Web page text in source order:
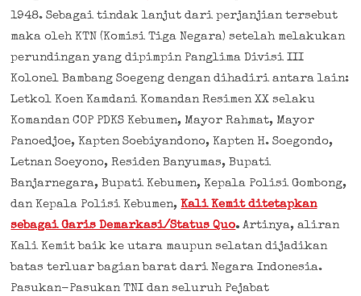
1948. Sebagai tindak lanjut dari perjanjian tersebut
maka oleh KTN (Komisi Tiga Negara) setelah melakukan
perundingan yang dipimpin Panglima Divisi III
Kolonel Bambang Soegeng dengan dihadiri antara lain:
Letkol Koen Kamdani Komandan Resimen XX selaku
Komandan COP PDKS Kebumen, Mayor Rahmat, Mayor
Panoedjoe, Kapten Soebiyandono, Kapten H. Soegondo,
Letnan Soeyono, Residen Banyumas, Bupati
Banjarnegara, Bupati Kebumen, Kepala Polisi Gombong,
dan Kepala Polisi Kebumen, Kali Kemit ditetapkan
sebagai Garis Demarkasi/Status Quo. Artinya, aliran
Kali Kemit baik ke utara maupun selatan dijadikan
batas terluar bagian barat dari Negara Indonesia.
Pasukan-Pasukan TNI dan seluruh Pejabat